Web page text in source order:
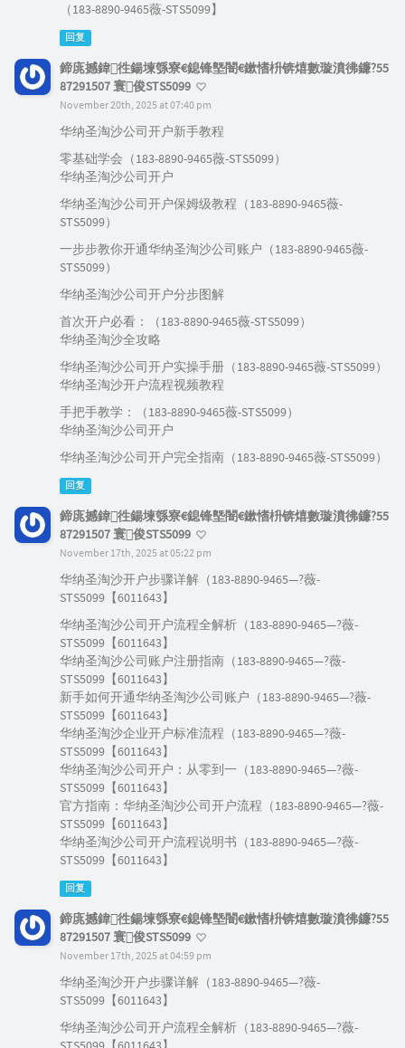
（183-8890-9465薇-STS5099】
回复
鍗庣撼鍏徃鍚堜綔寮€鎴锋墍闇€鏉愭枡锛熺數璇濆彿鐮?55
87291507 寰俊STS5099
November 20th, 2025 at 07:40 pm
华纳圣淘沙公司开户新手教程
零基础学会（183-8890-9465薇-STS5099）
华纳圣淘沙公司开户
华纳圣淘沙公司开户保姆级教程（183-8890-9465薇-
STS5099）
一步步教你开通华纳圣淘沙公司账户（183-8890-9465薇-
STS5099）
华纳圣淘沙公司开户分步图解
首次开户必看：（183-8890-9465薇-STS5099）
华纳圣淘沙全攻略
华纳圣淘沙公司开户实操手册（183-8890-9465薇-STS5099）
华纳圣淘沙开户流程视频教程
手把手教学：（183-8890-9465薇-STS5099）
华纳圣淘沙公司开户
华纳圣淘沙公司开户完全指南（183-8890-9465薇-STS5099）
回复
鍗庣撼鍏徃鍚堜綔寮€鎴锋墍闇€鏉愭枡锛熺數璇濆彿鐮?55
87291507 寰俊STS5099
November 17th, 2025 at 05:22 pm
华纳圣淘沙开户步骤详解（183-8890-9465—?薇-
STS5099【6011643】
华纳圣淘沙公司开户流程全解析（183-8890-9465—?薇-
STS5099【6011643】
华纳圣淘沙公司账户注册指南（183-8890-9465—?薇-
STS5099【6011643】
新手如何开通华纳圣淘沙公司账户（183-8890-9465—?薇-
STS5099【6011643】
华纳圣淘沙企业开户标准流程（183-8890-9465—?薇-
STS5099【6011643】
华纳圣淘沙公司开户：从零到一（183-8890-9465—?薇-
STS5099【6011643】
官方指南：华纳圣淘沙公司开户流程（183-8890-9465—?薇-
STS5099【6011643】
华纳圣淘沙公司开户流程说明书（183-8890-9465—?薇-
STS5099【6011643】
回复
鍗庣撼鍏徃鍚堜綔寮€鎴锋墍闇€鏉愭枡锛熺數璇濆彿鐮?55
87291507 寰俊STS5099
November 17th, 2025 at 04:59 pm
华纳圣淘沙开户步骤详解（183-8890-9465—?薇-
STS5099【6011643】
华纳圣淘沙公司开户流程全解析（183-8890-9465—?薇-